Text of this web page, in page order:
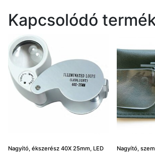
Kapcsolódó
Nagyító, ékszerész 40X 25mm, LED Nagyító,